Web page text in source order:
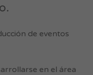
de eventos
en el área